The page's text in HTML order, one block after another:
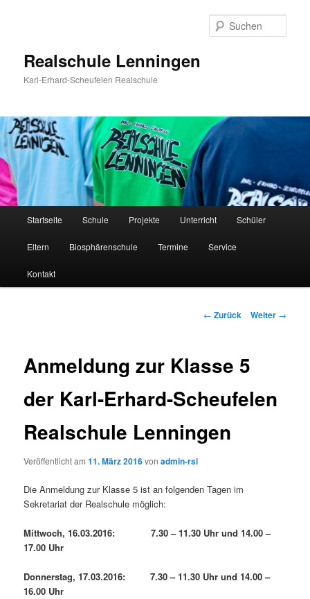
Realschule Lenningen
Karl-Erhard-Scheufelen Realschule
Startseite Schule Projekte Unterricht Schüler
Eltern Biosphärenschule Termine Service
Kontakt
Beitrags-
← Zurück Weiter →
Anmeldung zur Klasse 5
der Karl-Erhard-Scheufelen
Realschule Lenningen
Veröffentlicht am11. März 2016vonadmin-rsl
Die Anmeldung zur Klasse 5 ist an folgenden Tagen im
Sekretariat der Realschule möglich:
Mittwoch, 16.03.2016: 7.30 – 11.30 Uhr und 14.00 –
17.00 Uhr
Donnerstag, 17.03.2016: 7.30 – 11.30 Uhr und 14.00 –
16.00 Uhr